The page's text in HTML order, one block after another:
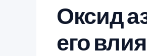
Оксид
его